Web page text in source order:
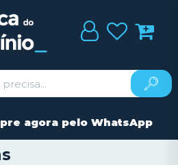
agora pelo WhatsApp